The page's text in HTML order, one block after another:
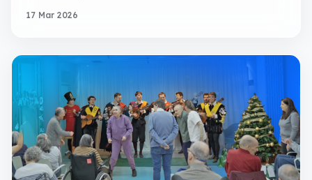
17 Mar 2026